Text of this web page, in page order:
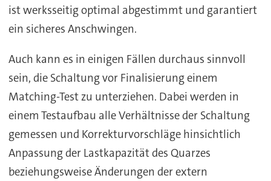
ist werksseitig optimal abgestimmt und garantiert
ein sicheres Anschwingen.
Auch kann es in einigen Fällen durchaus sinnvoll
sein, die Schaltung vor Finalisierung einem
Matching-Test zu unterziehen. Dabei werden in
einem Testaufbau alle Verhältnisse der Schaltung
gemessen und Korrekturvorschläge hinsichtlich
Anpassung der Lastkapazität des Quarzes
beziehungsweise Änderungen der extern